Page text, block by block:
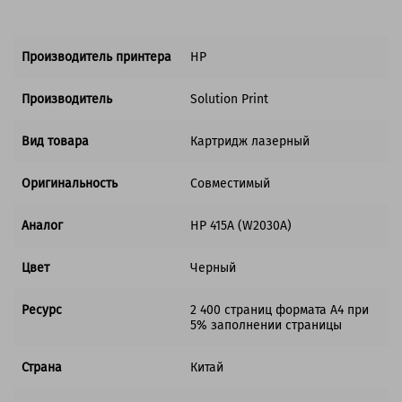
Производитель принтера HP
Производитель Solution Print
Вид товара Картридж лазерный
Оригинальность Совместимый
Аналог HP 415A (W2030A)
Цвет Черный
Ресурс
2 400 страниц формата А4 при
5% заполнении страницы
Страна Китай